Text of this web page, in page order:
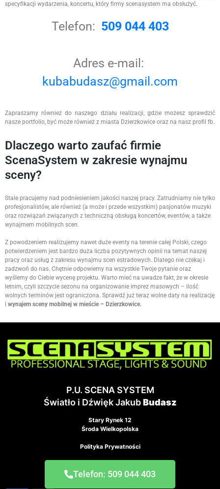
specyfikacji wydarzenia, koncertu, który firmy scenasystem ma obsłużyć.
Telefon: 509 044 403
Adres e-mail:
kubabudasz@gmail.com
Zapraszamy również do naszego działu realizacji, gdzie możesz sprawdzić
nasze portfolio, być może również z miasta Dzierzkowice oraz na nasz profil fb.
Dlaczego warto zaufać firmie
ScenaSystem w zakresie wynajmu
sceny?
Stale pracujemy nad podniesieniem jakości naszej pracy. Zatrudniamy nie tylko
profesjonalistów, ale również (a może i przede wszystkim) pasjonatów muzyki
oraz rozwiązań związanych z techniczną obsługą koncertów, eventów, a także
wynajmem mobilnych scen.
Z powodzeniem realizujemy nawet duże eventy na terenie całej Polski, czego
potwierdzeniem jest bardzo duża liczba pozytywnych opinii na temat naszej
pracy oraz usług z zakresu wynajmu scen estradowych. Dlatego nie czekaj i
zadzwoń do nas. Chętnie odpowiemy na wszystkie Twoje pytanie oraz
wyślemy do Ciebie wycenę projektu. Warto mieć na uwadze fakt, że w okresie
letnim, czyli szczycie sezonu na organizowanie imprez masowych – ilość
wolnych terminów jest ograniczona. Sprawdź już teraz wolne daty na realizację
i wynajem sceny mobilnej w mieście – Dzierzkowice.
P.U. SCENA SYSTEM
Światło i Dźwięk JakubBudasz
Stary Rynek 12
Środa Wielkopolska
Polityka Prywatności
Telefon: 509 044 403